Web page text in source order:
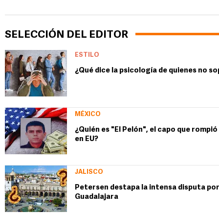
SELECCIÓN DEL EDITOR
ESTILO
¿Qué dice la psicología de quienes no
MÉXICO
¿Quién es "El Pelón", el capo que
en EU?
JALISCO
Petersen destapa la intensa disputa
Guadalajara